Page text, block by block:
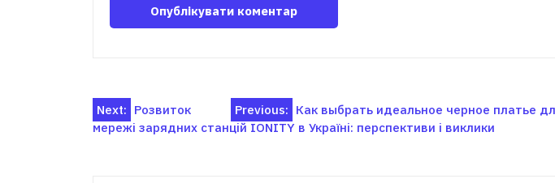
Навігація
Previous: Как выбрать идеальное черное платье
Next: Розвиток
мережі зарядних станцій IONITY в Україні: перспективи і виклики